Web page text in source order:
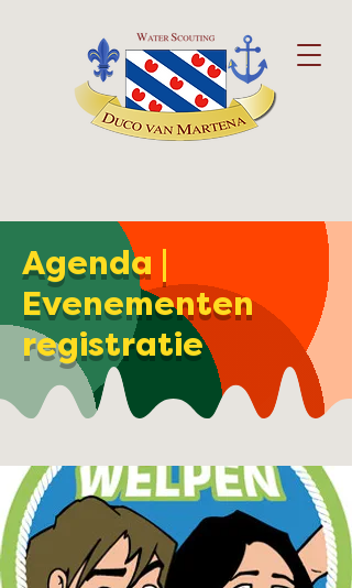
Agenda |
Evenementen
registratie